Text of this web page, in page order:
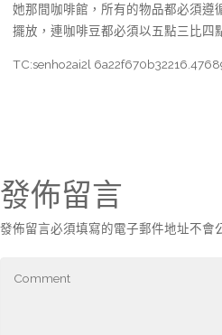
她那間咖啡館，所有的物品都必須遵
擺放，連咖啡豆都必須以五點三比四
TC:senho2ai2l
發佈留言
發佈留言必須填寫的電子郵件地址不會